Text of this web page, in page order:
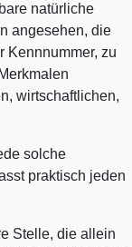
natürliche
angesehen, die
Kennnummer, zu
wirtschaftlichen,
solche
praktisch jeden
Stelle, die allein